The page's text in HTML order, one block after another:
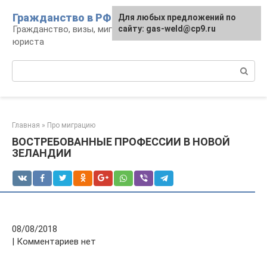
контенту
Гражданство в РФ
Гражданство, визы, миграция: консультации
юриста
Главная » Про миграцию
ВОСТРЕБОВАННЫЕ ПРОФЕССИИ В НОВОЙ
ЗЕЛАНДИИ
08/08/2018
| Комментариев нет
Для любых предложений по
сайту: gas-weld@cp9.ru